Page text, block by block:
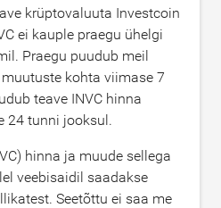
krüptovaluuta Investcoin
ei kauple praegu ühelgi
Praegu puudub meil
kohta viimase 7
teave INVC hinna
24 tunni jooksul.
hinna ja muude sellega
veebisaidil saadakse
Seetõttu ei saa me